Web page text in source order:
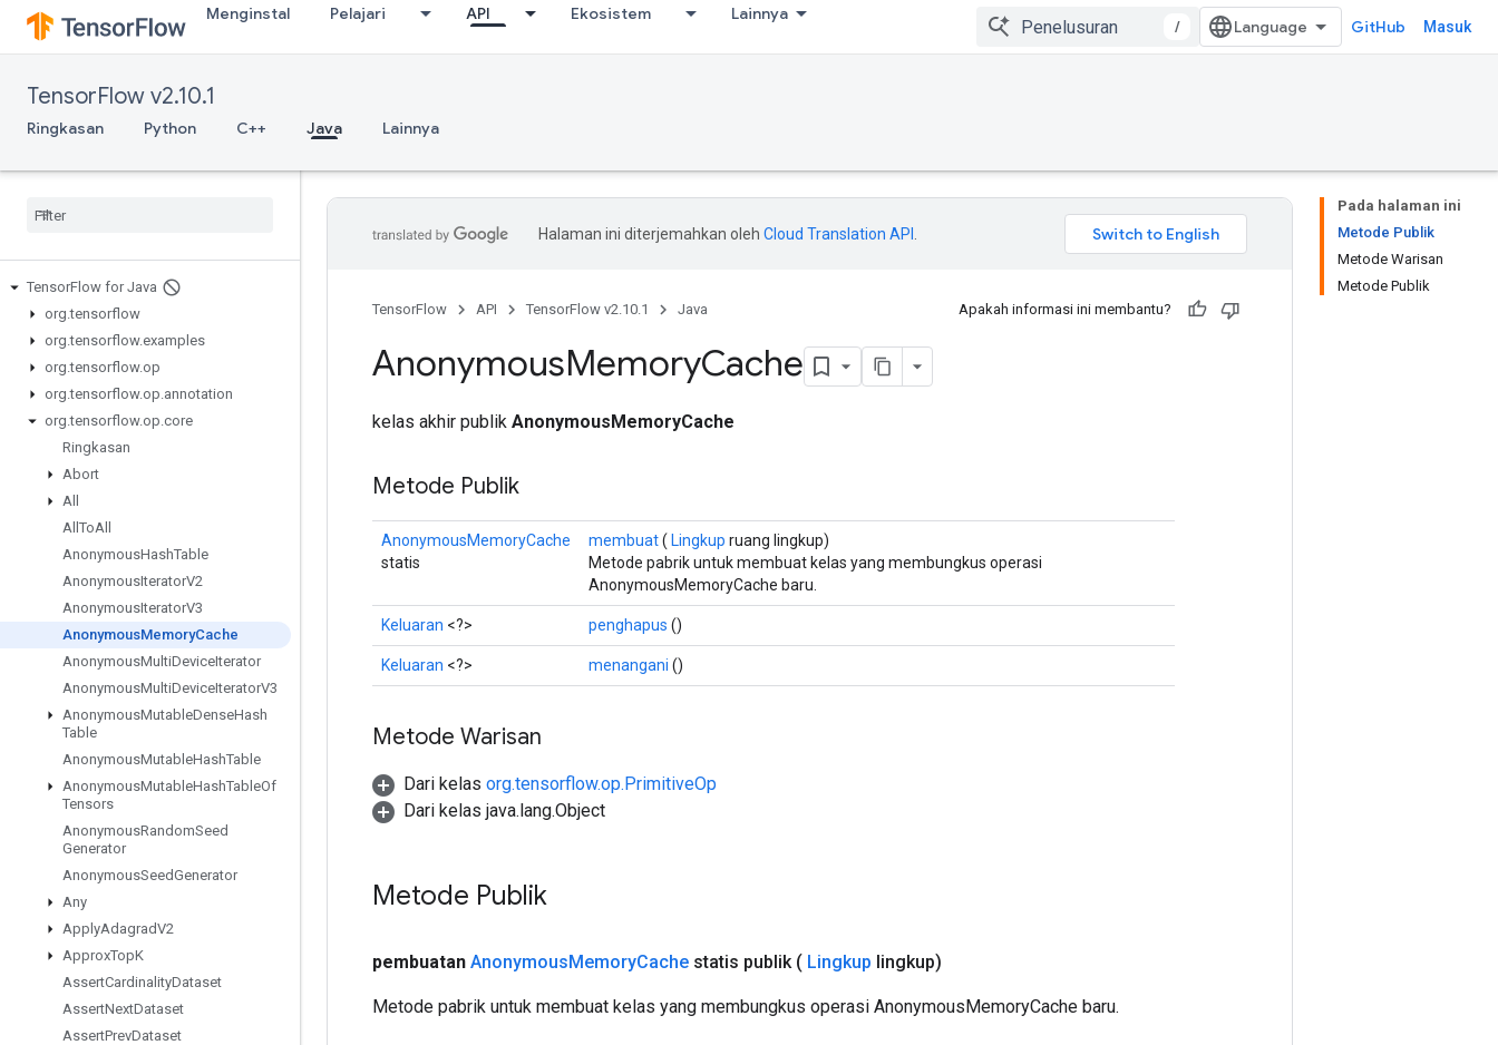
Menginstal Pelajari API Ekosistem Lainnya
/ GitHub Masuk
TensorFlow v2.10.1
Ringkasan Python C++ Java Lainnya
TensorFlow for Java
org.tensorflow
org.tensorflow.examples
org.tensorflow.op
org.tensorflow.op.annotation
org.tensorflow.op.core
Ringkasan
Abort
All
All ToAll
AnonymousHashTable
AnonymousIteratorV2
AnonymousIteratorV3
AnonymousMemoryCache
AnonymousMultiDeviceIterator
AnonymousMultiDeviceIteratorV3
AnonymousMutableDenseHash
Table
AnonymousMutableHashTable
AnonymousMutableHashTableOf
Tensors
AnonymousRandomSeed
Generator
AnonymousSeedGenerator
Any
ApplyAdagradV2
ApproxTopK
AssertCardinalityDataset
AssertNextDataset
AssertPrevDataset
Pada halaman ini
Metode Publik
Metode Warisan
Metode Publik
Halaman ini diterjemahkan oleh Cloud Translation API
TensorFlow API TensorFlow v2.10.1 Java Apakah informasi ini membantu?
AnonymousMemoryCache
kelas akhir publik AnonymousMemoryCache
Metode Publik
AnonymousMemoryCache
statis
membuat( Lingkup ruang lingkup)
Metode pabrik untuk membuat kelas yang membungkus operasi
AnonymousMemoryCache baru.
Keluaran <?> penghapus ()
Keluaran <?> menangani ()
Metode Warisan
Dari kelas org.tensorflow.op.PrimitiveOp
Dari kelas java.lang.Object
Metode Publik
pembuatan AnonymousMemoryCache statis publik ( Lingkup lingkup)
Metode pabrik untuk membuat kelas yang membungkus operasi AnonymousMemoryCache baru.